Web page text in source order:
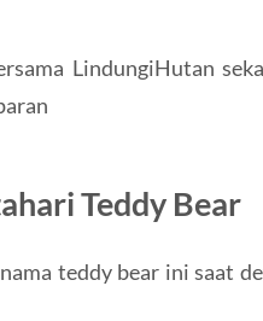
LindungiHutan
Teddy Bear
teddy bear ini saat